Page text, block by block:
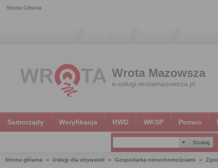
Strona Główna
Wrota Mazowsza
e-uslugi.wrotamazowsza.pl
Samorządy Weryfikacja RWD WKSP Pomoc
Strona główna Usługi dla obywateli Gospodarka nieruchomościami